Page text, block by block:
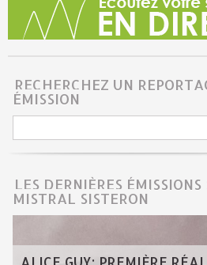
RECHERCHEZ UN
ÉMISSION
LES DERNIÈRES ÉMISSIONS
MISTRAL SISTERON